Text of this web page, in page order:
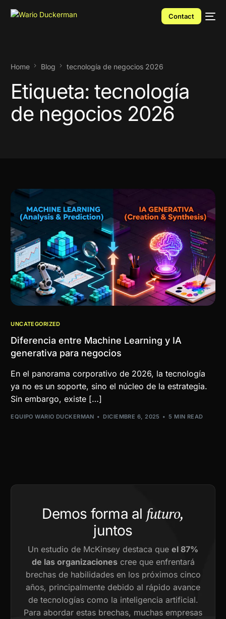
Contact
Home Blog tecnología de negocios 2026
Etiqueta:tecnología
de negocios 2026
UNCATEGORIZED
Diferencia entre Machine Learning y IA
generativa para negocios
En el panorama corporativo de 2026, la tecnología
ya no es un soporte, sino el núcleo de la estrategia.
Sin embargo, existe […]
EQUIPO WARIO DUCKERMAN DICIEMBRE 6, 2025 5 MIN READ
Demos forma al futuro,
juntos
Un estudio de McKinsey destaca que el 87%
de las organizacionescree que enfrentará
brechas de habilidades en los próximos cinco
años, principalmente debido al rápido avance
de tecnologías como la inteligencia artificial.
Para abordar estas brechas, muchas empresas